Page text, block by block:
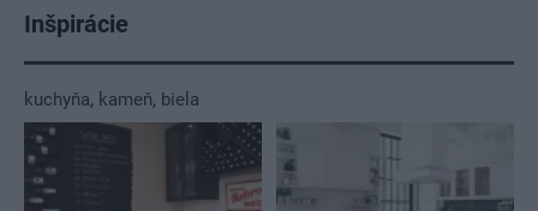
Inšpirácie
kuchyňa, kameň, biela